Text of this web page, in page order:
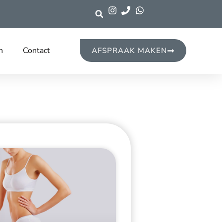
Contact AFSPRAAK MAKEN